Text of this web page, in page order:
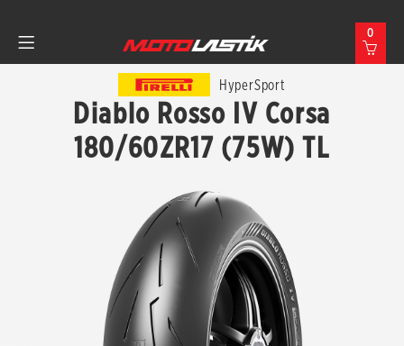
0
HyperSport
Diablo Rosso IV Corsa
180/60ZR17 (75W) TL